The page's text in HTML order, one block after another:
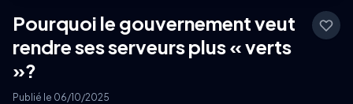
Pourquoi le gouvernement veut
rendre ses serveurs plus « verts
»?
Publié le 06/10/2025